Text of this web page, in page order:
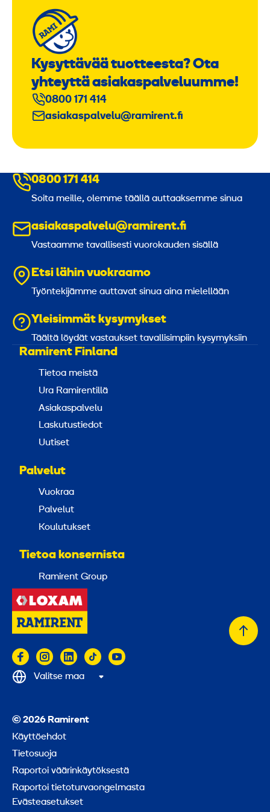
Kysyttävää tuotteesta? Ota
yhteyttä asiakaspalveluumme!
0800 171 414
asiakaspalvelu@ramirent.fi
0800 171 414
Soita meille, olemme täällä auttaaksemme sinua
asiakaspalvelu@ramirent.fi
Vastaamme tavallisesti vuorokauden sisällä
Etsi lähin vuokraamo
Työntekijämme auttavat sinua aina mielellään
Yleisimmät kysymykset
Täältä löydät vastaukset tavallisimpiin kysymyksiin
Ramirent Finland
Tietoa meistä
Ura Ramirentillä
Asiakaspalvelu
Laskutustiedot
Uutiset
Palvelut
Vuokraa
Palvelut
Koulutukset
Tietoa konsernista
Ramirent Group
© 2026 Ramirent
Käyttöehdot
Tietosuoja
Raportoi väärinkäytöksestä
Raportoi tietoturvaongelmasta
Evästeasetukset
Valitse maa